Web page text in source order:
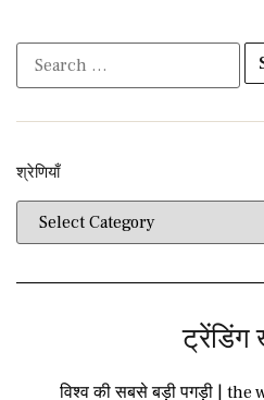
श्रेणियाँ​​
ट्रेंडिंग
विश्व की सबसे बड़ी पगड़ी |